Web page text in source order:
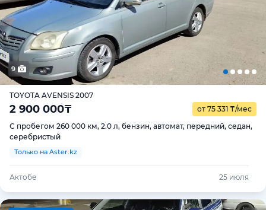
9
TOYOTA AVENSIS 2007
2 900 000₸ от 75 331 ₸/мес
С пробегом 260 000 км, 2.0 л, бензин, автомат, передний, седан,
серебристый
Только на Aster.kz
Актобе 25 июля